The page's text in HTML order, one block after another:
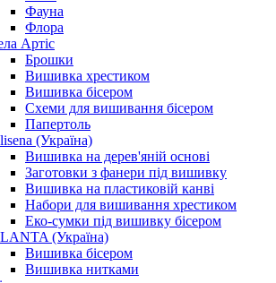
Фауна
Флора
Артіс
Брошки
Вишивка хрестиком
Вишивка бісером
Схеми для вишивання бісером
Папертоль
(Україна)
Вишивка на дерев'яній основі
Заготовки з фанери під вишивку
Вишивка на пластиковій канві
Набори для вишивання хрестиком
Еко-сумки під вишивку бісером
(Україна)
Вишивка бісером
Вишивка нитками